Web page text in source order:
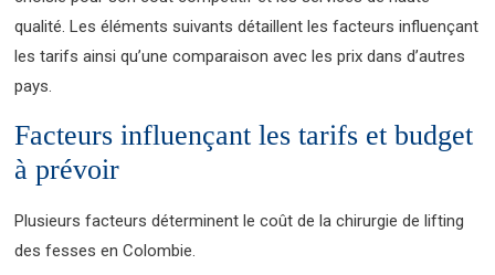
qualité. Les éléments suivants détaillent les facteurs influençant
les tarifs ainsi qu’une comparaison avec les prix dans d’autres
pays.
Facteurs influençant les tarifs et budget
à prévoir
Plusieurs facteurs déterminent le coût de la chirurgie de lifting
des fesses en Colombie.